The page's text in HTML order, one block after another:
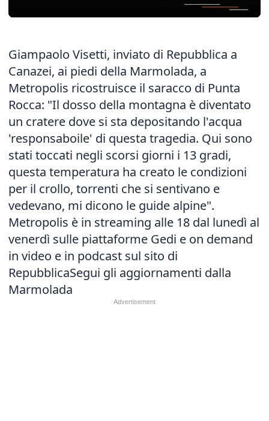
Giampaolo Visetti, inviato di Repubblica a
Canazei, ai piedi della Marmolada, a
Metropolis ricostruisce il saracco di Punta
Rocca: "Il dosso della montagna è diventato
un cratere dove si sta depositando l'acqua
'responsaboile' di questa tragedia. Qui sono
stati toccati negli scorsi giorni i 13 gradi,
questa temperatura ha creato le condizioni
per il crollo, torrenti che si sentivano e
vedevano, mi dicono le guide alpine".
Metropolis è in streaming alle 18 dal lunedì al
venerdì sulle piattaforme Gedi e on demand
in video e in podcast sul sito di
RepubblicaSegui gli aggiornamenti dalla
Marmolada